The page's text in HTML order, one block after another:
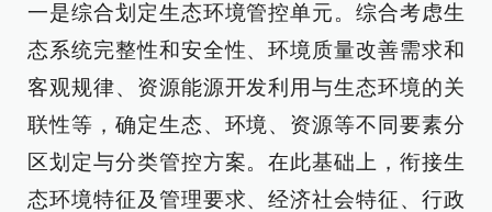
一是综合划定生态环境管控单元。综合考虑生
态系统完整性和安全性、环境质量改善需求和
客观规律、资源能源开发利用与生态环境的关
联性等，确定生态、环境、资源等不同要素分
区划定与分类管控方案。在此基础上，衔接生
态环境特征及管理要求、经济社会特征、行政